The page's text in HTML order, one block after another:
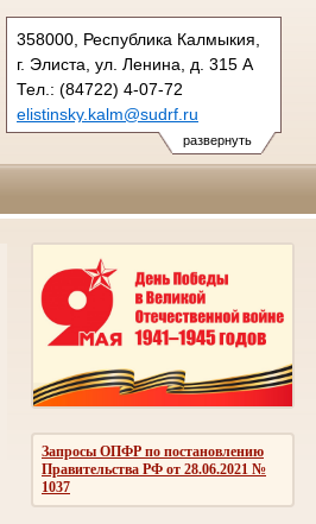
развернуть
358000, Республика Калмыкия,
г. Элиста, ул. Ленина, д. 315 А
Тел.: (84722) 4-07-72
elistinsky.kalm@sudrf.ru
Запросы ОПФР по постановлению
Правительства РФ от 28.06.2021 №
1037